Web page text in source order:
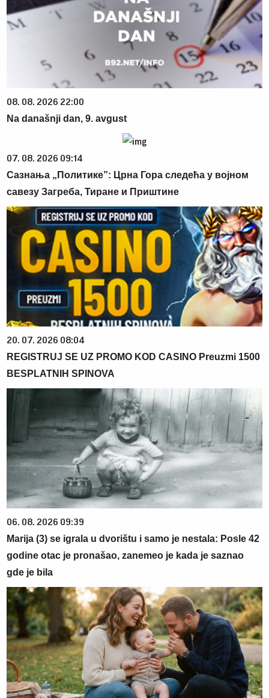
08. 08. 2026 22:00
Na današnji dan, 9. avgust
07. 08. 2026 09:14
Сазнања „Политике”: Црна Гора следећа у војном
савезу Загреба, Тиране и Приштине
20. 07. 2026 08:04
REGISTRUJ SE UZ PROMO KOD CASINO Preuzmi 1500
BESPLATNIH SPINOVA
06. 08. 2026 09:39
Marija (3) se igrala u dvorištu i samo je nestala: Posle 42
godine otac je pronašao, zanemeo je kada je saznao
gde je bila